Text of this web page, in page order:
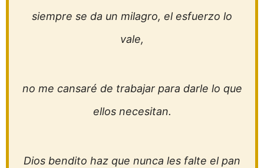
siempre se da un milagro, el esfuerzo lo
vale,
no me cansaré de trabajar para darle lo que
ellos necesitan.
Dios bendito haz que nunca les falte el pan